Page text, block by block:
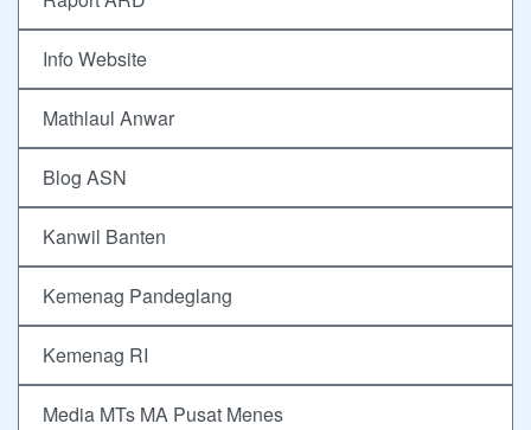
Info Website
Mathlaul Anwar
Blog ASN
Kanwil Banten
Kemenag Pandeglang
Kemenag RI
Media MTs MA Pusat Menes